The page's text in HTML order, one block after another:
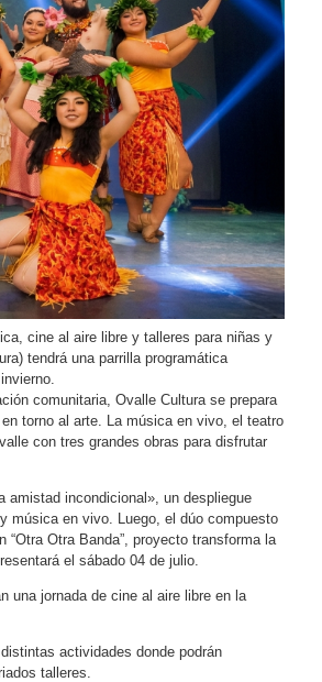
cine al aire libre y talleres para niñas y
tendrá una parrilla programática
comunitaria, Ovalle Cultura se prepara
torno al arte. La música en vivo, el teatro
con tres grandes obras para disfrutar
amistad incondicional», un despliegue
música en vivo. Luego, el dúo compuesto
Otra Banda”, proyecto transforma la
el sábado 04 de julio.
una jornada de cine al aire libre en la
actividades donde podrán
talleres.